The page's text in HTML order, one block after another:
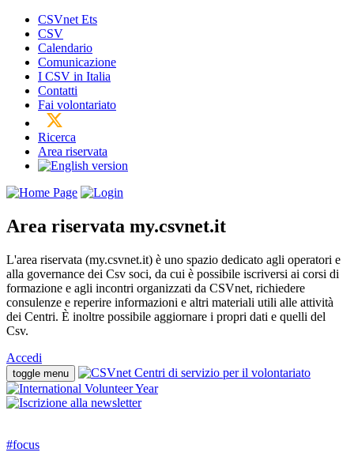
CSVnet Ets
CSV
Calendario
Comunicazione
I CSV in Italia
Contatti
Fai volontariato
Ricerca
Area riservata
Area riservata my.csvnet.it
L'area riservata (my.csvnet.it) è uno spazio dedicato agli operatori e
alla governance dei Csv soci, da cui è possibile iscriversi ai corsi di
formazione e agli incontri organizzati da CSVnet, richiedere
consulenze e reperire informazioni e altri materiali utili alle attività
dei Centri. È inoltre possibile aggiornare i propri dati e quelli del
Csv.
Accedi
toggle menu
#focus